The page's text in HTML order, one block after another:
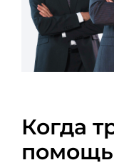
Когда